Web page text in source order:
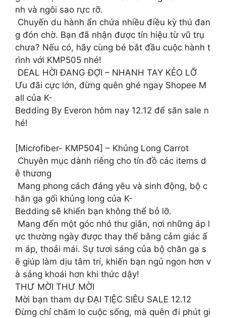
nh và ngôi sao rực rỡ.
Chuyến du hành ẩn chứa nhiều điều kỳ thú đan
g đón chờ. Bạn đã nhận được tín hiệu từ vũ trụ
chưa? Nếu có, hãy cùng bé bắt đầu cuộc hành t
rình với KMP505 nhé!
DEAL HỜI ĐANG ĐỢI – NHANH TAY KẺO LỠ
Ưu đãi cực lớn, đừng quên ghé ngay Shopee M
all của K-
Bedding By Everon hôm nay 12.12 để săn sale n
hé!
[Microfiber- KMP504] – Khủng Long Carrot
Chuyên mục dành riêng cho tín đồ các items d
ễ thương
Mang phong cách đáng yêu và sinh động, bộ c
hăn ga gối khủng long của K-
Bedding sẽ khiến bạn không thể bỏ lỡ.
Mang đến một góc nhỏ thư giãn, nơi những áp l
ực thường ngày được thay thế bằng cảm giác ấ
m áp, thoải mái. Sự tươi sáng của bộ chăn ga s
ẽ giúp làm dịu tâm trí, khiến bạn ngủ ngon hơn v
à sảng khoái hơn khi thức dậy!
THƯ MỜI THƯ MỜI
Mời bạn tham dự ĐẠI TIỆC SIÊU SALE 12.12
Đừng chỉ chăm lo cuộc sống, mà quên đi phút gi